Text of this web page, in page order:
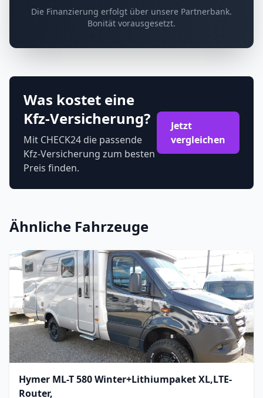
Die Finanzierung erfolgt über unsere Partnerbank.
Bonität vorausgesetzt.
Was kostet eine
Kfz-Versicherung?
Mit CHECK24 die passende
Kfz-Versicherung zum besten
Preis finden.
Jetzt
vergleichen
Ähnliche Fahrzeuge
Hymer ML-T 580 Winter+Lithiumpaket XL,LTE-
Router,